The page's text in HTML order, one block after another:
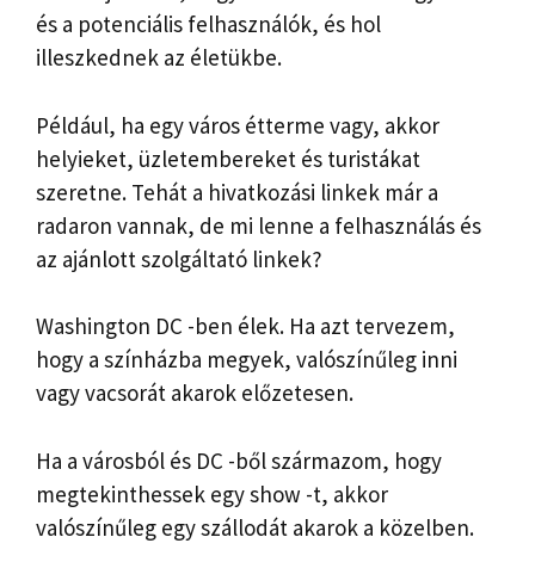
és a potenciális felhasználók, és hol
illeszkednek az életükbe.
Például, ha egy város étterme vagy, akkor
helyieket, üzletembereket és turistákat
szeretne. Tehát a hivatkozási linkek már a
radaron vannak, de mi lenne a felhasználás és
az ajánlott szolgáltató linkek?
Washington DC -ben élek. Ha azt tervezem,
hogy a színházba megyek, valószínűleg inni
vagy vacsorát akarok előzetesen.
Ha a városból és DC -ből származom, hogy
megtekinthessek egy show -t, akkor
valószínűleg egy szállodát akarok a közelben.